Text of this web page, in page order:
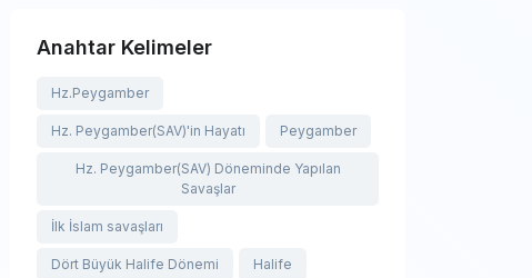
Anahtar Kelimeler
Hz.Peygamber
Hz. Peygamber(SAV)'in Hayatı Peygamber
Hz. Peygamber(SAV) Döneminde Yapılan
Savaşlar
İlk İslam savaşları
Dört Büyük Halife Dönemi Halife